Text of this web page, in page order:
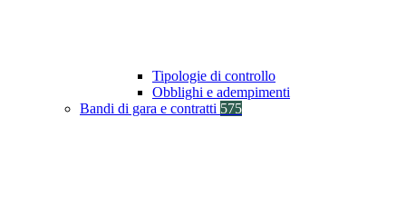
Tipologie di controllo
Obblighi e adempimenti
Bandi di gara e contratti 575